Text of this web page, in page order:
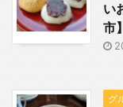
い
市】
グ